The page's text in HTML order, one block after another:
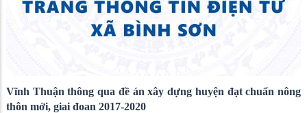
Vĩnh Thuận thông qua đề án xây dựng huyện đạt chuẩn nông
thôn mới, giai đoan 2017-2020